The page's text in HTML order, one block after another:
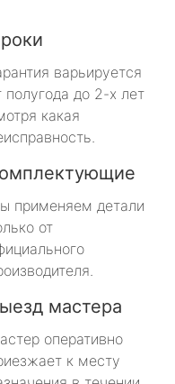
варьируется
полугода до 2-х лет
какая
применяем детали
от
мастера
оперативно
к месту